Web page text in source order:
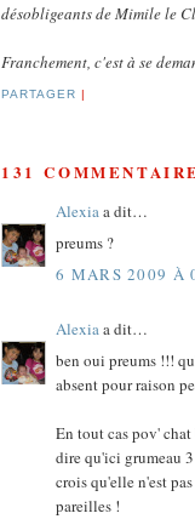
désobligeants de Mimile le
Franchement, c'est à se
PARTAGER |
131
Alexiaa dit…
preums ?
6 MARS 2009 À
Alexiaa dit…
ben oui preums !!!
absent pour raison
En tout cas pov'
dire qu'ici grumeau
crois qu'elle n'est
pareilles !